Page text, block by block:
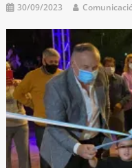
30/09/2023